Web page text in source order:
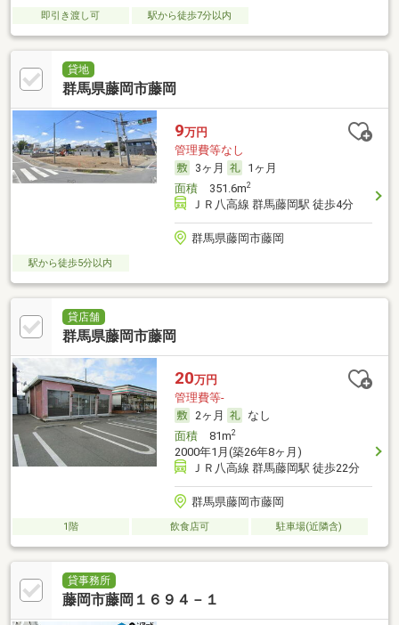
即引き渡し可 駅から徒歩7分以内
貸地
群馬県藤岡市藤岡
9万円
管理費等なし
3ヶ月
1ヶ月
面積351.6m2
ＪＲ八高線 群馬藤岡駅 徒歩4分
群馬県藤岡市藤岡
駅から徒歩5分以内
貸店舗
群馬県藤岡市藤岡
20万円
管理費等-
2ヶ月
なし
面積81m2
2000年1月(築26年8ヶ月)
ＪＲ八高線 群馬藤岡駅 徒歩22分
群馬県藤岡市藤岡
1階 飲食店可 駐車場(近隣含)
貸事務所
藤岡市藤岡１６９４－１